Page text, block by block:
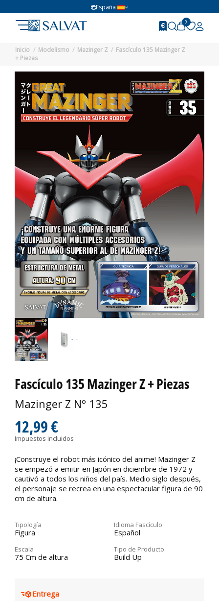
España
0
Inicio Modelismo Mazinger Z
Fascículo 135 Mazinger Z
+ Piezas
Fascículo 135 Mazinger Z + Piezas
Mazinger Z Nº 135
12,99 €
Impuestos incluidos
¡Construye el robot más icónico del anime! Mazinger Z
se empezó a emitir en Japón en diciembre de 1972 y
cautivó a todos los niños del país. Medio siglo después,
el personaje se recrea en una espectacular figura de 90
cm de altura.
Tipología
Figura
Idioma Fascículo
Español
Escala
75 Cm de altura
Tipo de Producto
Build Up
Entrega